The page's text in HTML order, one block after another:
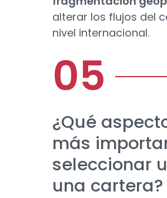
alterar los flujos del
nivel internacional.
¿Qué
más
seleccionar
una cartera?